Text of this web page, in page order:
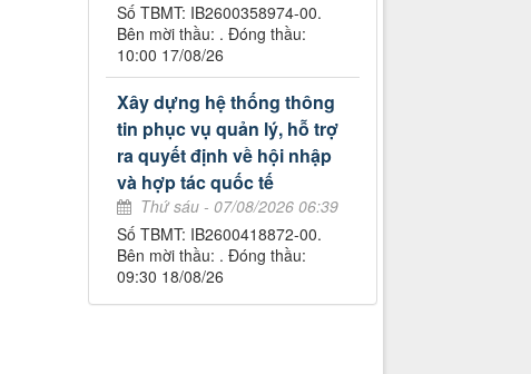
Số TBMT: IB2600358974-00.
Bên mời thầu: . Đóng thầu:
10:00 17/08/26
Xây dựng hệ thống thông
tin phục vụ quản lý, hỗ trợ
ra quyết định về hội nhập
và hợp tác quốc tế
Thứ sáu - 07/08/2026 06:39
Số TBMT: IB2600418872-00.
Bên mời thầu: . Đóng thầu:
09:30 18/08/26